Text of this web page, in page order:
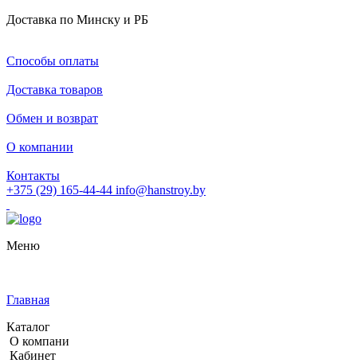
Доставка по Минску и РБ
Способы оплаты
Доставка товаров
Обмен и возврат
О компании
Контакты
+375 (29) 165-44-44 info@hanstroy.by
Меню
Главная
Каталог
О компани
Кабинет